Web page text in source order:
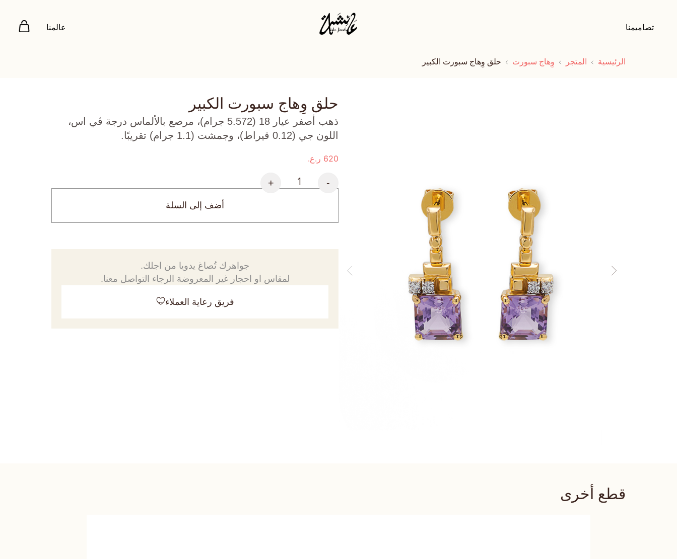
تصاميمنا عالمنا
الرئيسية المتجر وِهاج سبورت حلق وِهاج سبورت الكبير
حلق وِهاج سبورت الكبير
ذهب أصفر عيار 18 (5.572 جرام)، مرصع بالألماس درجة ڤي اس،
اللون جي (0.12 قيراط)، وجمشت (1.1 جرام) تقريبًا.
620 ر.ع.
-
+
أضف إلى السلة
جواهرك تُصاغ يدويا من اجلك.
لمقاس او احجار غير المعروضة الرجاء التواصل معنا.
فريق رعاية العملاء
قطع أخرى